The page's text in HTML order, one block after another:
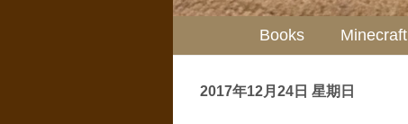
Books Minecraft
2017年12月24日 星期日